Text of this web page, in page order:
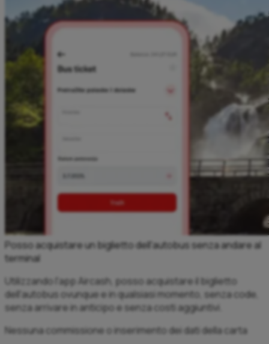
Posso acquistare un biglietto dell'autobus senza andare al
terminal
Utilizzando l'app Aircash, posso acquistare il biglietto
dell'autobus ovunque e in qualsiasi momento, senza code,
senza arrivare in anticipo e senza costi aggiuntivi.
Nessuna commissione o inserimento dei dati della carta